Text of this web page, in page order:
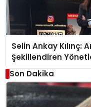
Selin Ankay Kılınç:
Şekillendiren
Son Dakika